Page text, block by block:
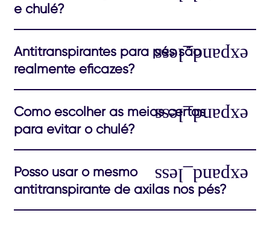
e chulé?
Antitranspirantes para pés são
realmente eficazes?
Como escolher as meias certas
para evitar o chulé?
Posso usar o mesmo
antitranspirante de axilas nos pés?